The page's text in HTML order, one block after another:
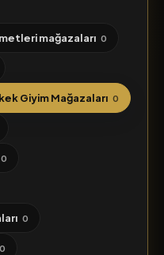
mağazaları 0
Giyim Mağazaları 0
0
0
0